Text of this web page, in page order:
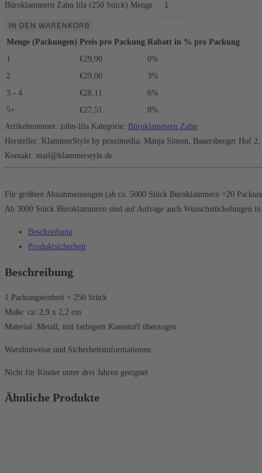
Büroklammern Zahn lila (250 Stück) Menge
IN DEN WARENKORB
Menge (Packungen) Preis pro Packung Rabatt in % pro Packung
1
€29,90
0%
2
€29,00
3%
3 - 4
€28,11
6%
5+
€27,51
8%
Artikelnummer: zahn-lila Kategorie: Büroklammern Zahn
Hersteller: KlammerStyle by praximedia, Manja Simon, Bauersberger Hof 2,
Kontakt: mail@klammerstyle.de
Für größere Abnahmemengen (ab ca. 5000 Stück Büroklammern =20
Ab 3000 Stück Büroklammern sind auf Anfrage auch Wunschstückelungen
Beschreibung
Produktsicherheit
Beschreibung
1 Packungseinheit = 250 Stück
Maße: ca: 2,9 x 2,2 cm
Material: Metall, mit farbigem Kunsstoff überzogen
Warnhinweise und Sicherheitsinformationen:
Nicht für Kinder unter drei Jahren geeignet
Ähnliche Produkte